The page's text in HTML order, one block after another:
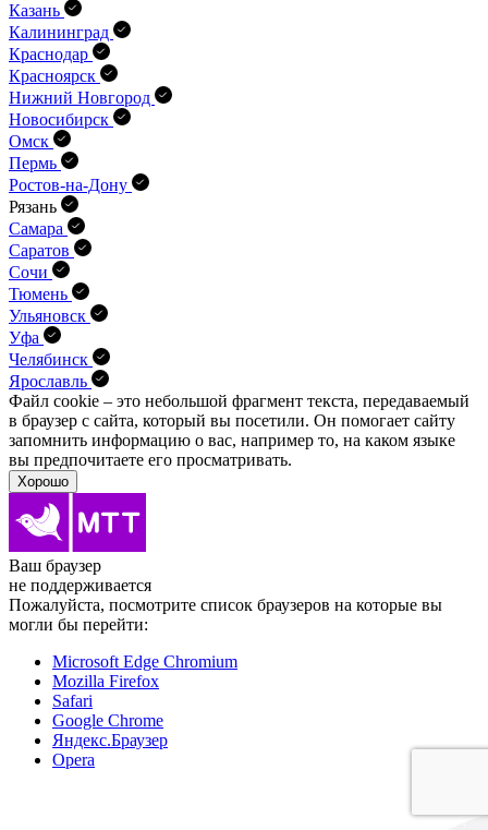
Казань
Калининград
Краснодар
Красноярск
Нижний Новгород
Новосибирск
Омск
Пермь
Ростов-на-Дону
Рязань
Самара
Саратов
Сочи
Тюмень
Ульяновск
Уфа
Челябинск
Ярославль
Файл cookie – это небольшой фрагмент текста, передава­емый
в браузер с сайта, который вы посетили. Он помо­гает сайту
запомнить информацию о вас, например то, на каком языке
вы предпочитаете его просматривать.
Хорошо
Ваш браузер
не поддерживается
Пожалуйста, посмотрите список браузеров на которые вы
могли бы перейти:
Microsoft Edge Chromium
Mozilla Firefox
Safari
Google Chrome
Яндекс.Браузер
Opera